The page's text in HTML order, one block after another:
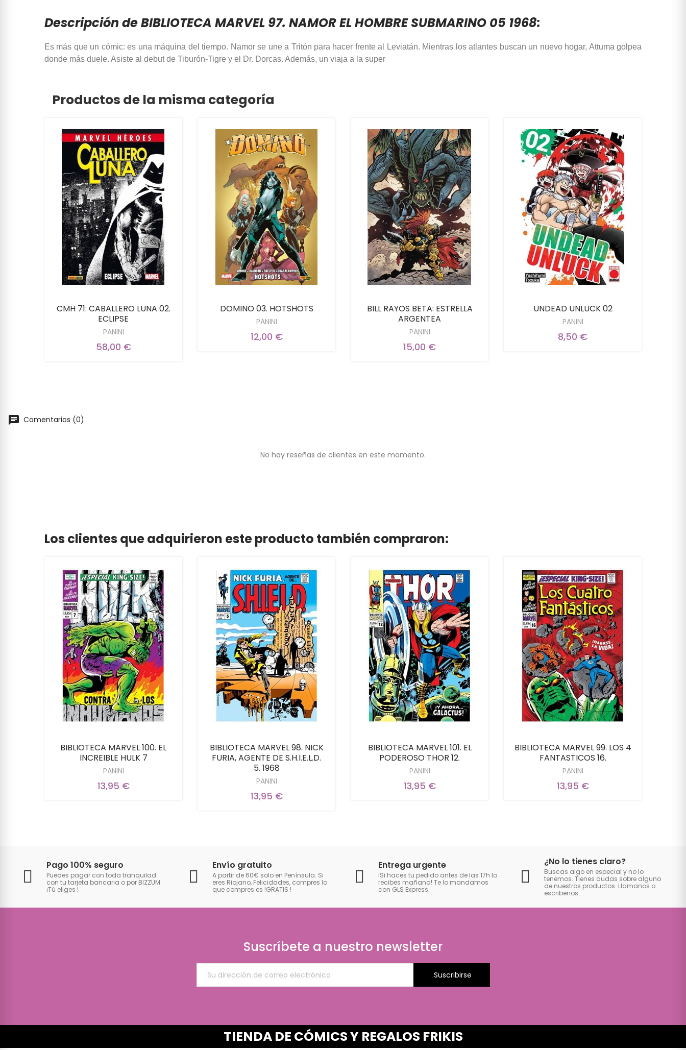
Descripción de BIBLIOTECA MARVEL 97. NAMOR EL HOMBRE SUBMARINO 05 1968:
Es más que un cómic: es una máquina del tiempo. Namor se une a Tritón para hacer frente al Leviatán. Mientras los atlantes buscan un nuevo hogar, Attuma golpea
donde más duele. Asiste al debut de Tiburón-Tigre y el Dr. Dorcas. Además, un viaja a la super
Productos de la misma categoría
CMH 71: CABALLERO LUNA 02.
ECLIPSE
PANINI
58,00 €
DOMINO 03. HOTSHOTS
PANINI
12,00 €
BILL RAYOS BETA: ESTRELLA
ARGENTEA
PANINI
15,00 €
UNDEAD UNLUCK 02
PANINI
8,50 €
Comentarios (0)
No hay reseñas de clientes en este momento.
Los clientes que adquirieron este producto también compraron:
BIBLIOTECA MARVEL 100. EL
INCREIBLE HULK 7
PANINI
13,95 €
BIBLIOTECA MARVEL 98. NICK
FURIA, AGENTE DE S.H.I.E.L.D.
5. 1968
PANINI
13,95 €
BIBLIOTECA MARVEL 101. EL
PODEROSO THOR 12.
PANINI
13,95 €
BIBLIOTECA MARVEL 99. LOS 4
FANTASTICOS 16.
PANINI
13,95 €
Pago 100% seguro
Puedes pagar con toda tranquilad
con tu tarjeta bancaria o por BIZZUM.
¡Tú eliges !
Envío gratuito
A partir de 60€ solo en Península. Si
eres Riojano, Felicidades, compres lo
que compres es !GRATIS !
Entrega urgente
iSi haces tu pedido antes de las 17h lo
recibes mañana! Te lo mandamos
con GLS Express.
¿No lo tienes claro?
Buscas algo en especial y no lo
tenemos. Tienes dudas sobre alguno
de nuestros productos. Llamanos o
escribenos.
Suscríbete a nuestro newsletter
Suscribirse
TIENDA DE CÓMICS Y REGALOS FRIKIS